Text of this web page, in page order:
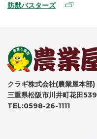
防獣バスターズ
クラギ株式会社(農業屋本部)
三重県松阪市川井町花田539
TEL:0598-26-1111